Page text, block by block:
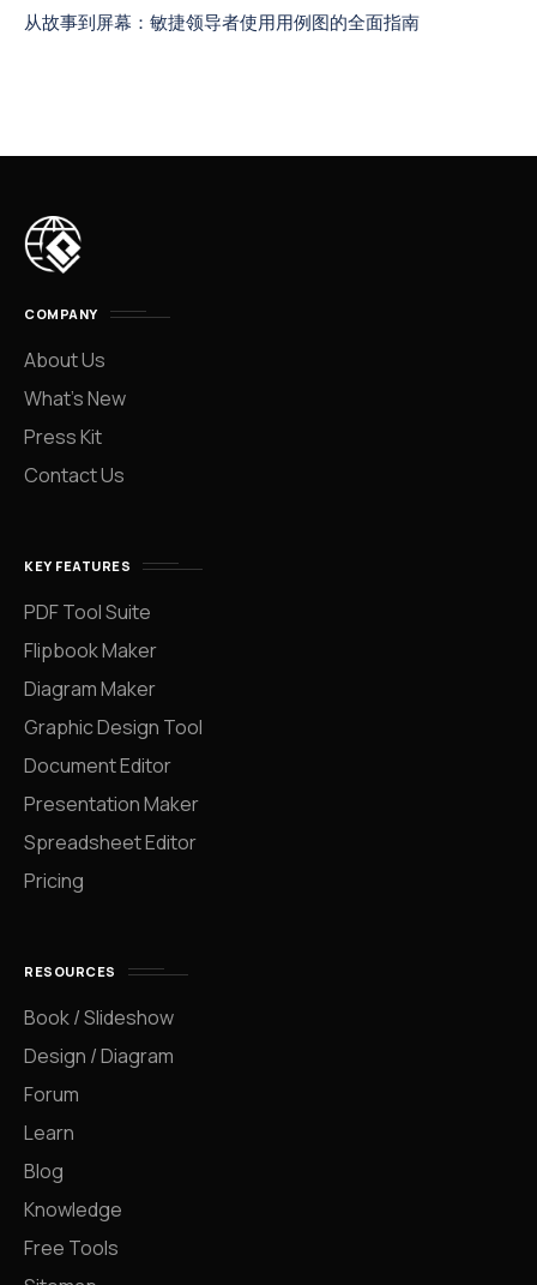
从故事到屏幕：敏捷领导者使用用例图的全面指南
COMPANY
About Us
What’s New
Press Kit
Contact Us
KEY FEATURES
PDF Tool Suite
Flipbook Maker
Diagram Maker
Graphic Design Tool
Document Editor
Presentation Maker
Spreadsheet Editor
Pricing
RESOURCES
Book / Slideshow
Design / Diagram
Forum
Learn
Blog
Knowledge
Free Tools